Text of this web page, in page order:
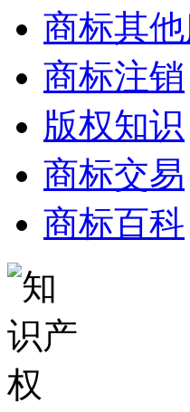
商标其
商标注销
版权知识
商标交易
商标百科